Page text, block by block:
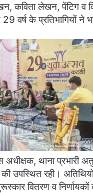
कविता लेखन, पेंटिग व
वर्ष के प्रतिभागियों ने
अधीक्षक, थाना प्रभारी
उपस्थित रही। अतिथियों
वितरण व